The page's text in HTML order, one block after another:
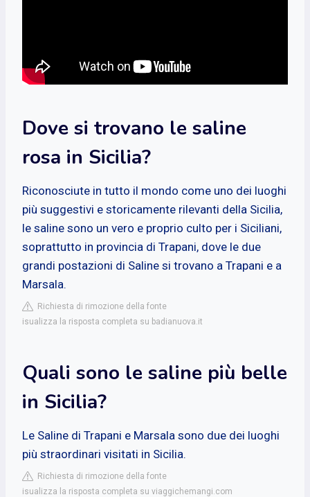
Dove si trovano le saline
rosa in Sicilia?
Riconosciute in tutto il mondo come uno dei luoghi
più suggestivi e storicamente rilevanti della Sicilia,
le saline sono un vero e proprio culto per i Siciliani,
soprattutto in provincia di Trapani, dove le due
grandi postazioni di Saline si trovano a Trapani e a
Marsala.
Richiesta di rimozione della fonte
isualizza la risposta completa su badianuova.it
Quali sono le saline più belle
in Sicilia?
Le Saline di Trapani e Marsala sono due dei luoghi
più straordinari visitati in Sicilia.
Richiesta di rimozione della fonte
isualizza la risposta completa su viaggichemangi.com